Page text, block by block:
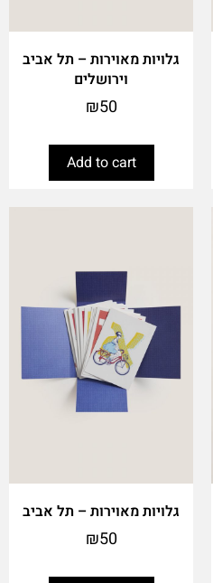
גלויות מאוירות – תל אביב
וירושלים
₪50
Add to cart
גלויות מאוירות – תל אביב
₪50